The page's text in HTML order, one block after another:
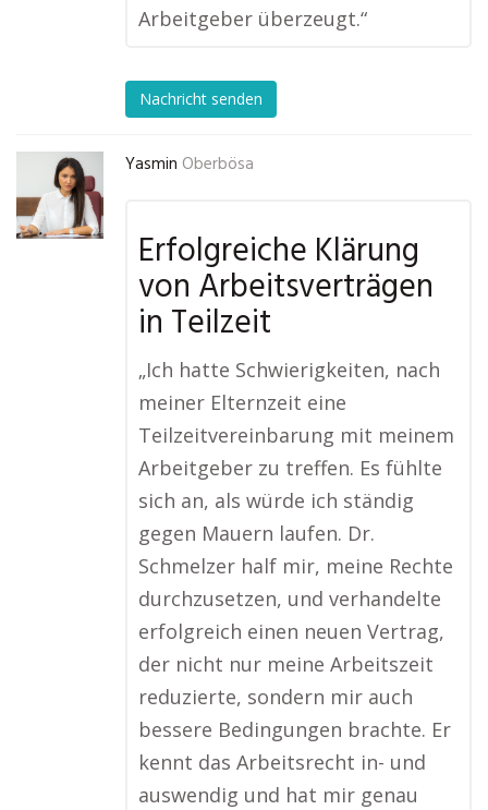
Arbeitgeber überzeugt.“
Nachricht senden
Yasmin Oberbösa
Erfolgreiche Klärung
von Arbeitsverträgen
in Teilzeit
„Ich hatte Schwierigkeiten, nach
meiner Elternzeit eine
Teilzeitvereinbarung mit meinem
Arbeitgeber zu treffen. Es fühlte
sich an, als würde ich ständig
gegen Mauern laufen. Dr.
Schmelzer half mir, meine Rechte
durchzusetzen, und verhandelte
erfolgreich einen neuen Vertrag,
der nicht nur meine Arbeitszeit
reduzierte, sondern mir auch
bessere Bedingungen brachte. Er
kennt das Arbeitsrecht in- und
auswendig und hat mir genau